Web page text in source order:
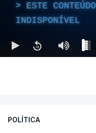
ESTE
INDISPONÍVEL
POLÍTICA